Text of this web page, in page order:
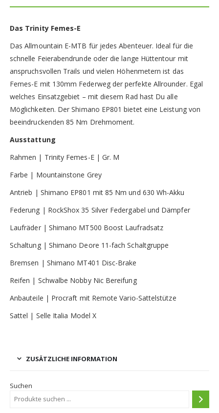
Das Trinity Femes-E
Das Allmountain E-MTB für jedes Abenteuer. Ideal für die
schnelle Feierabendrunde oder die lange Hüttentour mit
anspruchsvollen Trails und vielen Höhenmetern ist das
Femes-E mit 130mm Federweg der perfekte Allrounder. Egal
welches Einsatzgebiet – mit diesem Rad hast Du alle
Möglichkeiten. Der Shimano EP801 bietet eine Leistung von
beeindruckenden 85 Nm Drehmoment.
Ausstattung
Rahmen | Trinity Femes-E | Gr. M
Farbe | Mountainstone Grey
Antrieb | Shimano EP801 mit 85 Nm und 630 Wh-Akku
Federung | RockShox 35 Silver Federgabel und Dämpfer
Laufräder | Shimano MT500 Boost Laufradsatz
Schaltung | Shimano Deore 11-fach Schaltgruppe
Bremsen | Shimano MT401 Disc-Brake
Reifen | Schwalbe Nobby Nic Bereifung
Anbauteile | Procraft mit Remote Vario-Sattelstütze
Sattel | Selle Italia Model X
ZUSÄTZLICHE INFORMATION
Suchen